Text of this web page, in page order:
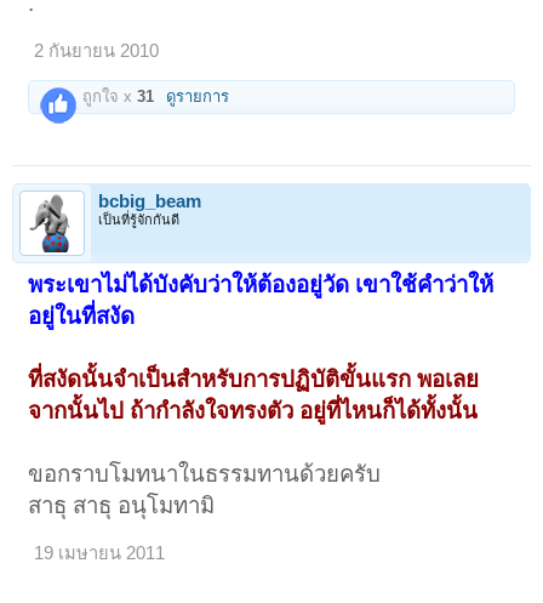
2 กันยายน 2010
ถูกใจ x31 ดูรายการ
bcbig_beam
เป็นที่รู้จักกันดี
พระเขาไม่ได้บังคับว่าให้ต้องอยู่วัด เขาใช้คำว่าให้
อยู่ในที่สงัด
ที่สงัดนั้นจำเป็นสำหรับการปฏิบัติขั้นแรก พอเลย
จากนั้นไป ถ้ากำลังใจทรงตัว อยู่ที่ไหนก็ได้ทั้งนั้น
ขอกราบโมทนาในธรรมทานด้วยครับ
สาธุ สาธุ อนุโมทามิ
19 เมษายน 2011